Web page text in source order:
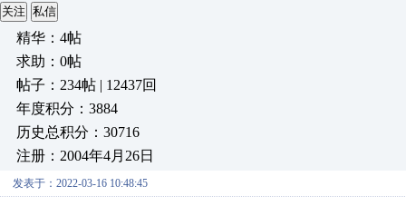
关注 私信
精华：4帖
求助：0帖
帖子：234帖 | 12437回
年度积分：3884
历史总积分：30716
注册：2004年4月26日
发表于：2022-03-16 10:48:45